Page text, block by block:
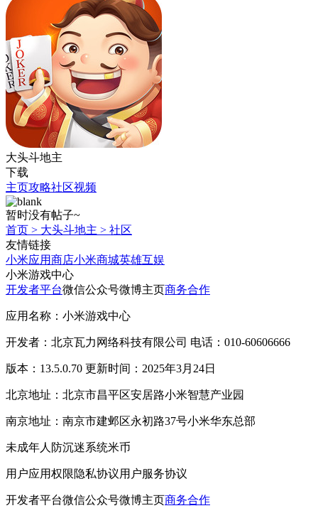
大头斗地主
下载
主页攻略社区视频
暂时没有帖子~
首页 > 大头斗地主 > 社区
友情链接
小米应用商店小米商城英雄互娱
小米游戏中心
开发者平台微信公众号微博主页商务合作
应用名称：小米游戏中心
开发者：北京瓦力网络科技有限公司 电话：010-60606666
版本：13.5.0.70 更新时间：2025年3月24日
北京地址：北京市昌平区安居路小米智慧产业园
南京地址：南京市建邺区永初路37号小米华东总部
未成年人防沉迷系统米币
用户应用权限隐私协议用户服务协议
开发者平台微信公众号微博主页商务合作